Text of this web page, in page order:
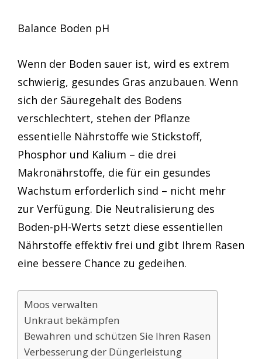
Balance Boden pH
Wenn der Boden sauer ist, wird es extrem
schwierig, gesundes Gras anzubauen. Wenn
sich der Säuregehalt des Bodens
verschlechtert, stehen der Pflanze
essentielle Nährstoffe wie Stickstoff,
Phosphor und Kalium – die drei
Makronährstoffe, die für ein gesundes
Wachstum erforderlich sind – nicht mehr
zur Verfügung. Die Neutralisierung des
Boden-pH-Werts setzt diese essentiellen
Nährstoffe effektiv frei und gibt Ihrem Rasen
eine bessere Chance zu gedeihen.
Moos verwalten
Unkraut bekämpfen
Bewahren und schützen Sie Ihren Rasen
Verbesserung der Düngerleistung